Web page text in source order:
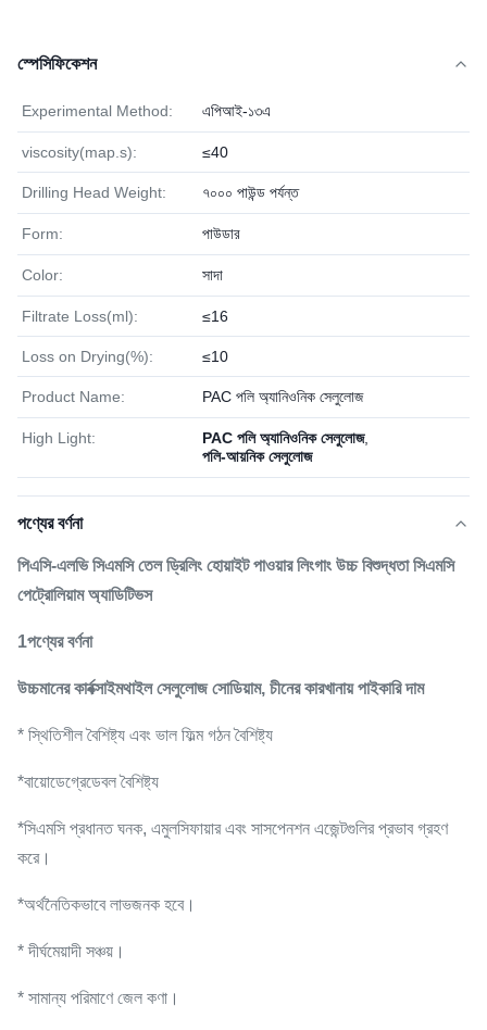
স্পেসিফিকেশন
Experimental Method: এপিআই-১৩এ
viscosity(map.s): ≤40
Drilling Head Weight: ৭০০০ পাউন্ড পর্যন্ত
Form: পাউডার
Color: সাদা
Filtrate Loss(ml): ≤16
Loss on Drying(%): ≤10
Product Name: PAC পলি অ্যানিওনিক সেলুলোজ
High Light: PAC পলি অ্যানিওনিক সেলুলোজ,
পলি-আয়নিক সেলুলোজ
পণ্যের বর্ণনা
পিএসি-এলভি সিএমসি তেল ড্রিলিং হোয়াইট পাওয়ার লিংগাং উচ্চ বিশুদ্ধতা সিএমসি
পেট্রোলিয়াম অ্যাডিটিভস
1পণ্যের বর্ণনা
উচ্চমানের কার্বক্সাইমথাইল সেলুলোজ সোডিয়াম, চীনের কারখানায় পাইকারি দাম
* স্থিতিশীল বৈশিষ্ট্য এবং ভাল ফিল্ম গঠন বৈশিষ্ট্য
*বায়োডেগ্রেডেবল বৈশিষ্ট্য
*সিএমসি প্রধানত ঘনক, এমুলসিফায়ার এবং সাসপেনশন এজেন্টগুলির প্রভাব গ্রহণ
করে।
*অর্থনৈতিকভাবে লাভজনক হবে।
* দীর্ঘমেয়াদী সঞ্চয়।
* সামান্য পরিমাণে জেল কণা।